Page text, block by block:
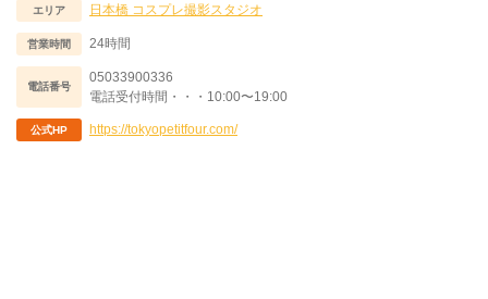
エリア 日本橋 コスプレ撮影スタジオ
営業時間 24時間
電話番号
05033900336
電話受付時間・・・10:00〜19:00
公式HP https://tokyopetitfour.com/